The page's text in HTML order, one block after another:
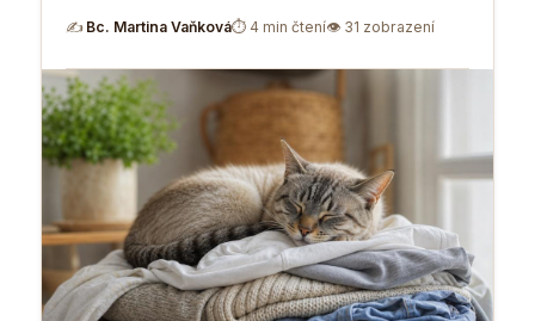
✍ Bc. Martina Vaňková⏱ 4 min čtení👁 31 zobrazení